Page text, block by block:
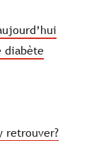
diabète
retrouver?